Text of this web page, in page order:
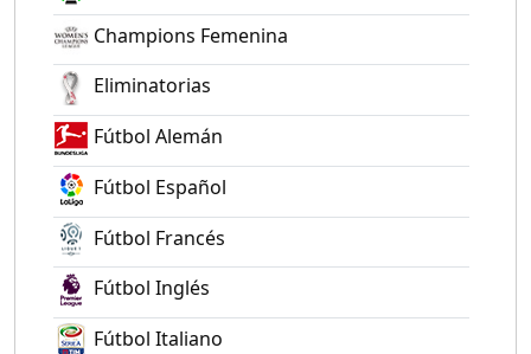
Champions Femenina
Eliminatorias
Fútbol Alemán
Fútbol Español
Fútbol Francés
Fútbol Inglés
Fútbol Italiano